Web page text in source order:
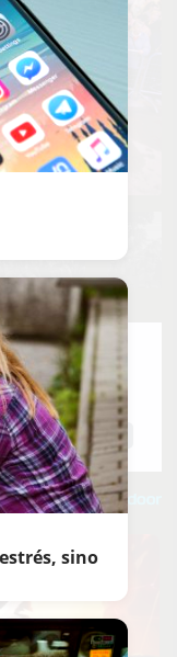
2026 - 23:58
Copy
Link
Guardar 0
sino